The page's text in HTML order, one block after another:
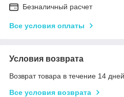
Безналичный расчет
Все условия оплаты
Условия возврата
Возврат товара в течение 14
Все условия возврата